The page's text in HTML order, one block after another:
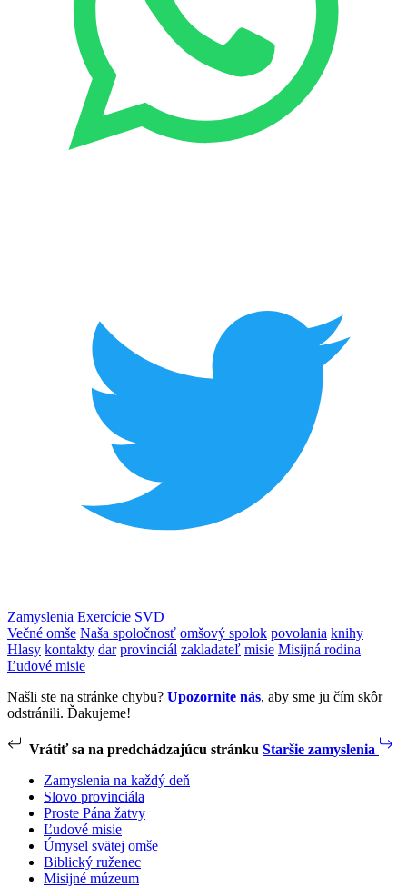
Zamyslenia Exercície SVD
Večné omše Naša spoločnosť omšový spolok povolania knihy
Hlasy kontakty dar provinciál zakladateľ misie Misijná rodina
Ľudové misie
Našli ste na stránke chybu? Upozornite nás, aby sme ju čím skôr
odstránili. Ďakujeme!
Vrátiť sa na predchádzajúcu stránku Staršie zamyslenia
Zamyslenia na každý deň
Slovo provinciála
Proste Pána žatvy
Ľudové misie
Úmysel svätej omše
Biblický ruženec
Misijné múzeum